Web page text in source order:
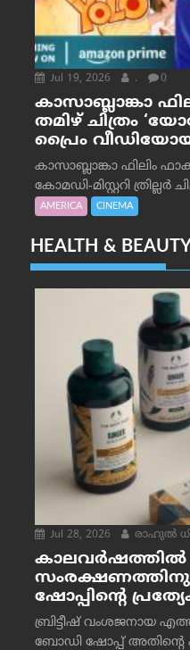
Jul 19, 2026 . 0
കാസാബ്ലാങ്കാ
തമിഴ് ചിത്രം
പ്രൈം
കാസാബ്ലാങ്കാ ഫിലിം
കോമഡി-മിസ്റ്ററി ത്രില്ലർ
AMERICA CINEMA
HEALTH & BEAUTY
Jul 28, 2026 രാഹുല്‍
കാലവർഷത്തിൽ
ഷോപ്പിന്റെ
ബ്രിട്ടീഷ് വംശജനായ
ബോഡി ഷോപ്പ് അതിന്റെ